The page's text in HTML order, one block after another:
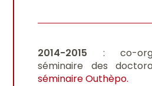
2014-2015 : co-
séminaire des
séminaire Outhèpo.